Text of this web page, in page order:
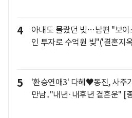
4
아내도 몰랐던 빚…남편 "보이
인 투자로 수억원 빚"('결혼지
5
'환승연애3' 다혜♥동진, 사주
만남.."내년·내후년 결혼운" [